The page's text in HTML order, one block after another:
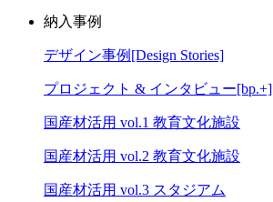
納入事例
デザイン事例[Design Stories]
プロジェクト & インタビュー[bp.+]
国産材活用 vol.1 教育文化施設
国産材活用 vol.2 教育文化施設
国産材活用 vol.3 スタジアム